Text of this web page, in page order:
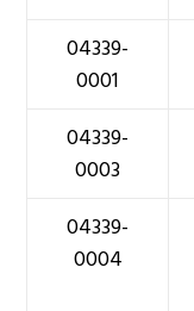
04339-
0001
04339-
0003
04339-
0004